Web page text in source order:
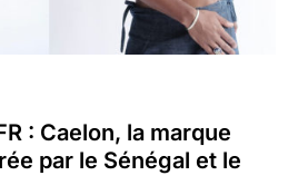
: Caelon, la marque
par le Sénégal et le